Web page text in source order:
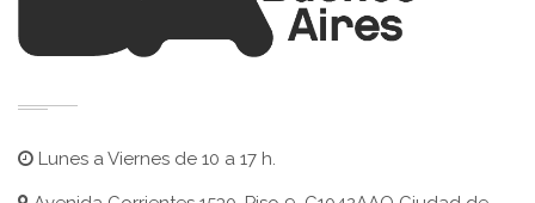
Lunes a Viernes de 10 a 17 h.